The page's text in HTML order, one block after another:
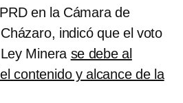
en la Cámara de
indicó que el voto
Minera se debe al
contenido y alcance de la